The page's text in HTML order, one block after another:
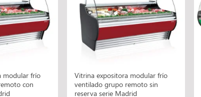
modular frío
con
Vitrina expositora modular frío
ventilado grupo remoto sin
reserva serie Madrid